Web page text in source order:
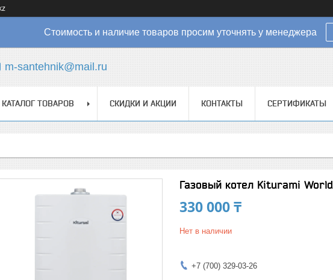
Стоимость и наличие товаров просим уточнять у менеджера
m-santehnik@mail.ru
КАТАЛОГ ТОВАРОВ СКИДКИ И АКЦИИ КОНТАКТЫ СЕРТИФИКАТЫ
Газовый котел Kiturami
330 000 ₸
Нет в наличии
+7 (700) 329-03-26